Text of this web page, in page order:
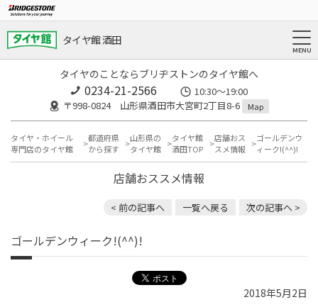
タイヤ館 酒田
タイヤのことならブリヂストンのタイヤ館へ
0234-21-2566
10:30～19:00
〒998-0824 山形県酒田市大宮町2丁目8-6
Map
タイヤ・ホイール
専門店のタイヤ館
都道府県
から探す
山形県の
タイヤ館
タイヤ館
酒田TOP
店舗おス
スメ情報
ゴールデンウ
ィーク!(^^)!
店舗おススメ情報
< 前の記事へ 一覧へ戻る 次の記事へ >
ゴールデンウィーク!(^^)!
2018年5月2日